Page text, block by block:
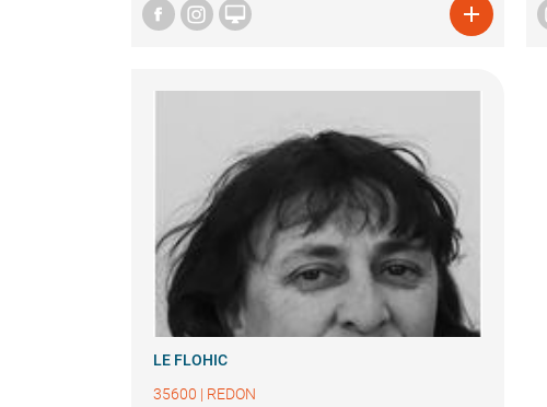
 
LE FLOHIC
35600 | REDON